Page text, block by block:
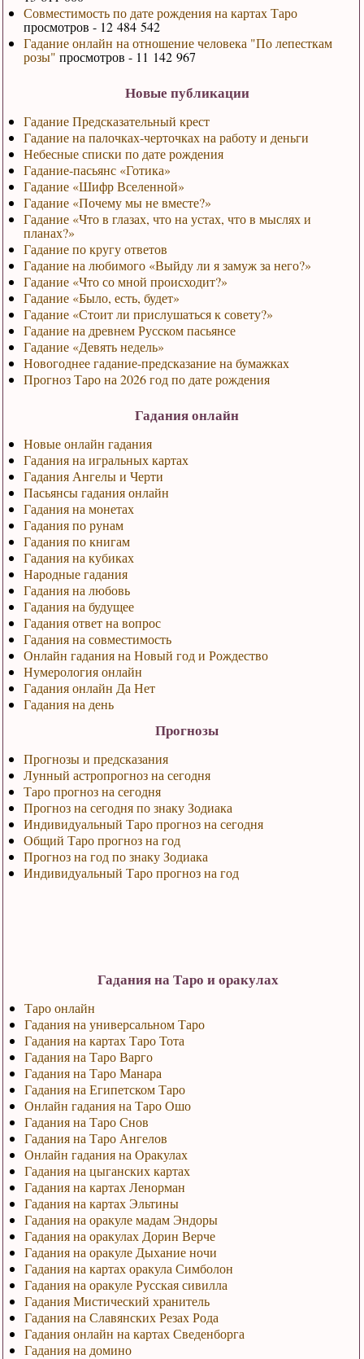
Совместимость по дате рождения на картах Таро
просмотров - 12 484 542
Гадание онлайн на отношение человека "По лепесткам
розы" просмотров - 11 142 967
Новые публикации
Гадание Предсказательный крест
Гадание на палочках-черточках на работу и деньги
Небесные списки по дате рождения
Гадание-пасьянс «Готика»
Гадание «Шифр Вселенной»
Гадание «Почему мы не вместе?»
Гадание «Что в глазах, что на устах, что в мыслях и
планах?»
Гадание по кругу ответов
Гадание на любимого «Выйду ли я замуж за него?»
Гадание «Что со мной происходит?»
Гадание «Было, есть, будет»
Гадание «Стоит ли прислушаться к совету?»
Гадание на древнем Русском пасьянсе
Гадание «Девять недель»
Новогоднее гадание-предсказание на бумажках
Прогноз Таро на 2026 год по дате рождения
Гадания онлайн
Новые онлайн гадания
Гадания на игральных картах
Гадания Ангелы и Черти
Пасьянсы гадания онлайн
Гадания на монетах
Гадания по рунам
Гадания по книгам
Гадания на кубиках
Народные гадания
Гадания на любовь
Гадания на будущее
Гадания ответ на вопрос
Гадания на совместимость
Онлайн гадания на Новый год и Рождество
Нумерология онлайн
Гадания онлайн Да Нет
Гадания на день
Прогнозы
Прогнозы и предсказания
Лунный астропрогноз на сегодня
Таро прогноз на сегодня
Прогноз на сегодня по знаку Зодиака
Индивидуальный Таро прогноз на сегодня
Общий Таро прогноз на год
Прогноз на год по знаку Зодиака
Индивидуальный Таро прогноз на год
Гадания на Таро и оракулах
Таро онлайн
Гадания на универсальном Таро
Гадания на картах Таро Тота
Гадания на Таро Варго
Гадания на Таро Манара
Гадания на Египетском Таро
Онлайн гадания на Таро Ошо
Гадания на Таро Снов
Гадания на Таро Ангелов
Онлайн гадания на Оракулах
Гадания на цыганских картах
Гадания на картах Ленорман
Гадания на картах Эльтины
Гадания на оракуле мадам Эндоры
Гадания на оракулах Дорин Верче
Гадания на оракуле Дыхание ночи
Гадания на картах оракула Симболон
Гадания на оракуле Русская сивилла
Гадания Мистический хранитель
Гадания на Славянских Резах Рода
Гадания онлайн на картах Сведенборга
Гадания на домино